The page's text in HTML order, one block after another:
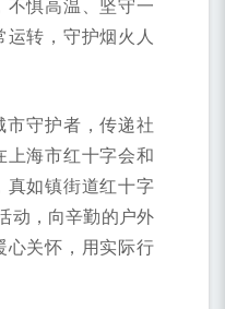
不惧高温、坚守一
转，守护烟火人
守护者，传递社
上海市红十字会和
真如镇街道红十字
动，向辛勤的户外
心关怀，用实际行